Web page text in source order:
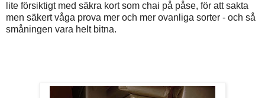
lite försiktigt med säkra kort som chai på påse, för att sakta
men säkert våga prova mer och mer ovanliga sorter - och så
småningen vara helt bitna.